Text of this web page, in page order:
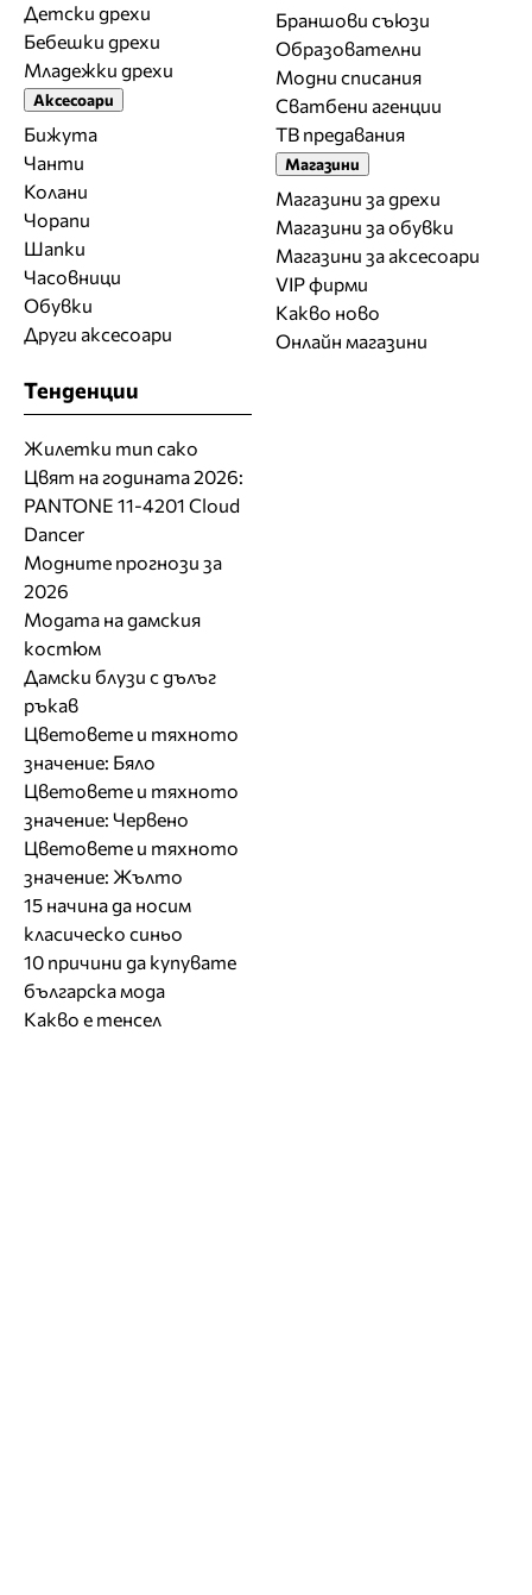
Детски дрехи
Бебешки дрехи
Младежки дрехи
Аксесоари
Бижута
Чанти
Колани
Чорапи
Шапки
Часовници
Обувки
Други аксесоари
Браншови съюзи
Образователни
Модни списания
Сватбени агенции
ТВ предавания
Магазини
Магазини за дрехи
Магазини за обувки
Магазини за aксесоари
VIP фирми
Какво ново
Онлайн магазини
Тенденции
Жилетки тип сако
Цвят на годината 2026:
PANTONE 11-4201 Cloud
Dancer
Модните прогнози за
2026
Модата на дамския
костюм
Дамски блузи с дълъг
ръкав
Цветовете и тяхното
значение: Бяло
Цветовете и тяхното
значение: Червено
Цветовете и тяхното
значение: Жълто
15 начина да носим
класическо синьо
10 причини да купувате
българска мода
Какво е тенсел